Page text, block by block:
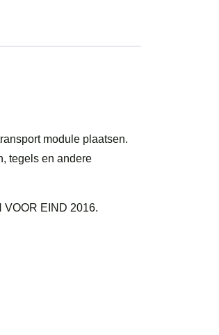
module plaatsen.
tegels en andere
VOOR EIND 2016.